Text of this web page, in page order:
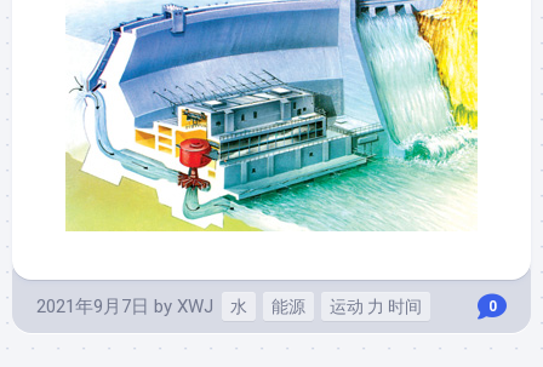
2021年9月7日 by XWJ 水 能源 运动 力 时间 0